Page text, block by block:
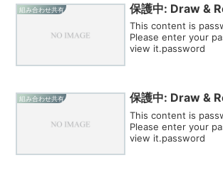
組み合わせ共有 保護中: Draw &
This content is
Please enter your
view it.password
組み合わせ共有 保護中: Draw &
This content is
Please enter your
view it.password